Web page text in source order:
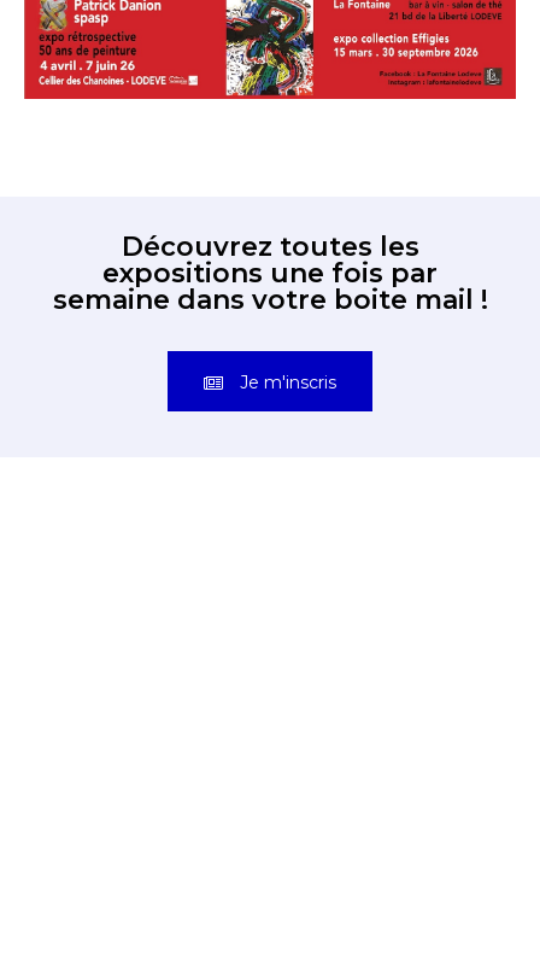
Découvrez toutes les
expositions une fois par
semaine dans votre boite mail !
Je m'inscris